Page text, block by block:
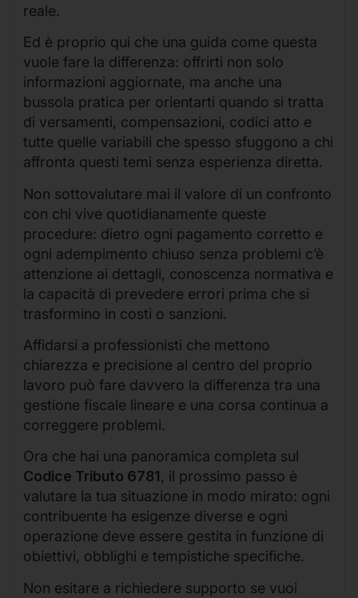
reale.
Ed è proprio qui che una guida come questa
vuole fare la differenza: offrirti non solo
informazioni aggiornate, ma anche una
bussola pratica per orientarti quando si tratta
di versamenti, compensazioni, codici atto e
tutte quelle variabili che spesso sfuggono a chi
affronta questi temi senza esperienza diretta.
Non sottovalutare mai il valore di un confronto
con chi vive quotidianamente queste
procedure: dietro ogni pagamento corretto e
ogni adempimento chiuso senza problemi c’è
attenzione ai dettagli, conoscenza normativa e
la capacità di prevedere errori prima che si
trasformino in costi o sanzioni.
Affidarsi a professionisti che mettono
chiarezza e precisione al centro del proprio
lavoro può fare davvero la differenza tra una
gestione fiscale lineare e una corsa continua a
correggere problemi.
Ora che hai una panoramica completa sul
Codice Tributo 6781, il prossimo passo è
valutare la tua situazione in modo mirato: ogni
contribuente ha esigenze diverse e ogni
operazione deve essere gestita in funzione di
obiettivi, obblighi e tempistiche specifiche.
Non esitare a richiedere supporto se vuoi